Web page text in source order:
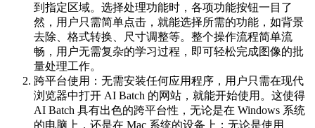
到指定区域。选择处理功能时，各项功能按钮一目了
然，用户只需简单点击，就能选择所需的功能，如背景
去除、格式转换、尺寸调整等。整个操作流程简单流
畅，用户无需复杂的学习过程，即可轻松完成图像的批
量处理工作。
跨平台使用：无需安装任何应用程序，用户只需在现代
浏览器中打开 AI Batch 的网站，就能开始使用。这使得
AI Batch 具有出色的跨平台性，无论是在 Windows 系统
的电脑上，还是在 Mac 系统的设备上；无论是使用